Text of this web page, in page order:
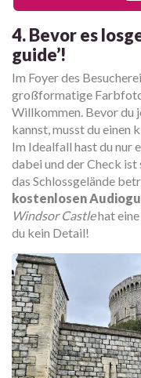
4. Bevor es
guide’!
Im Foyer des
großformatige
Willkommen. Bevor du
kannst, musst du einen
Im Idealfall hast du nur
dabei und der Check ist
das Schlossgelände
kostenlosen
Windsor Castlehat
du kein Detail!